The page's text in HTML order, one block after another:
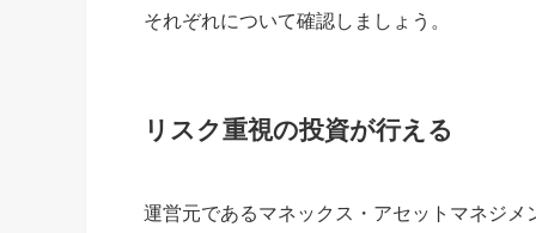
それぞれについて確認しましょう。
リスク重視の投資が行える
運営元であるマネックス・アセットマネジ